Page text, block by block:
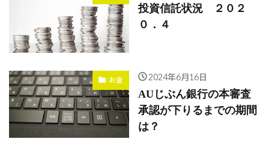
投資信託状況 ２０２
０．４
お金 2024年6月16日
AUじぶん銀行の本審査
承認が下りるまでの期間
は？